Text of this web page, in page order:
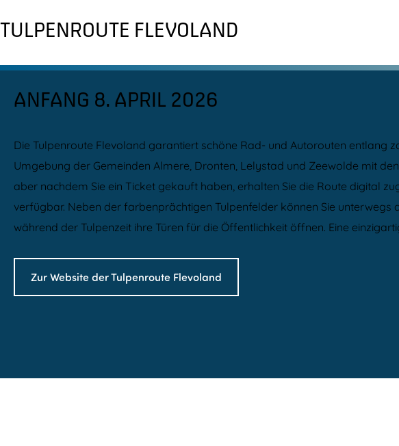
TULPENROUTE FLEVOLAND
ANFANG 8. APRIL 2026
Die Tulpenroute Flevoland garantiert schöne Rad- und Autorouten entlang
Umgebung der Gemeinden Almere, Dronten, Lelystad und Zeewolde mit
aber nachdem Sie ein Ticket gekauft haben, erhalten Sie die Route digital
verfügbar. Neben der farbenprächtigen Tulpenfelder können Sie
während der Tulpenzeit ihre Türen für die Öffentlichkeit öffnen. Eine
Zur Website der Tulpenroute Flevoland